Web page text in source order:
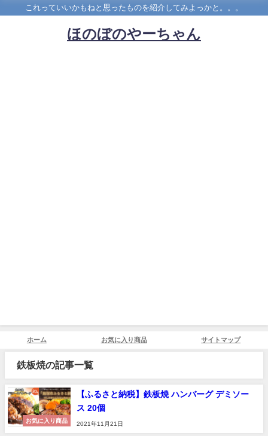
これっていいかもねと思ったものを紹介してみよっかと。。。
ほのぼのやーちゃん
ホーム お気に入り商品 サイトマップ
鉄板焼の記事一覧
お気に入り商品
【ふるさと納税】鉄板焼 ハンバーグ デミソー
ス 20個
2021年11月21日